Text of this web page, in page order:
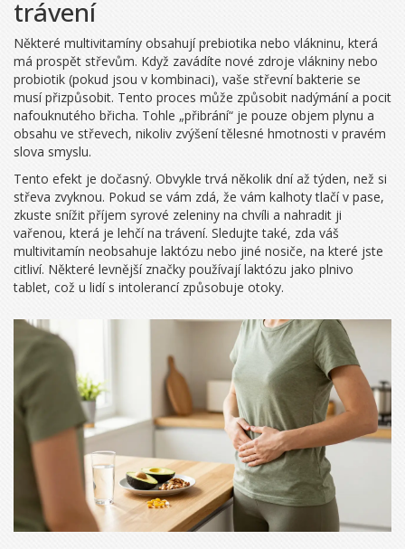
trávení
Některé multivitamíny obsahují prebiotika nebo vlákninu, která
má prospět střevům. Když zavádíte nové zdroje vlákniny nebo
probiotik (pokud jsou v kombinaci), vaše střevní bakterie se
musí přizpůsobit. Tento proces může způsobit nadýmání a pocit
nafouknutého břicha. Tohle „přibrání“ je pouze objem plynu a
obsahu ve střevech, nikoliv zvýšení tělesné hmotnosti v pravém
slova smyslu.
Tento efekt je dočasný. Obvykle trvá několik dní až týden, než si
střeva zvyknou. Pokud se vám zdá, že vám kalhoty tlačí v pase,
zkuste snížit příjem syrové zeleniny na chvíli a nahradit ji
vařenou, která je lehčí na trávení. Sledujte také, zda váš
multivitamín neobsahuje laktózu nebo jiné nosiče, na které jste
citliví. Některé levnější značky používají laktózu jako plnivo
tablet, což u lidí s intolerancí způsobuje otoky.